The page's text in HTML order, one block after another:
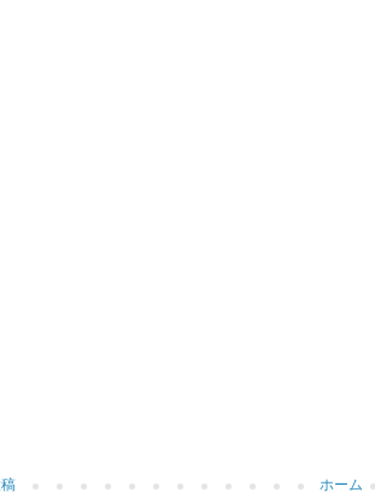
ホーム